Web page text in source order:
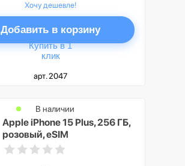
Хочу дешевле!
Добавить в корзину
Купить в 1
клик
арт. 2047
Apple iPhone 15 Plus, 256 ГБ,
розовый, eSIM
В наличии